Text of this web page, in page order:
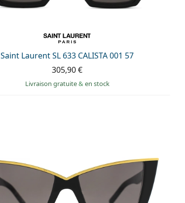
Saint Laurent SL 633 CALISTA 001 57
305,90 €
Livraison gratuite& en stock